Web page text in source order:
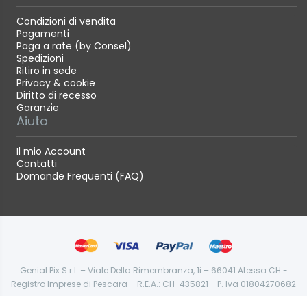
Condizioni di vendita
Pagamenti
Paga a rate (by Consel)
Spedizioni
Ritiro in sede
Privacy & cookie
Diritto di recesso
Garanzie
Aiuto
Il mio Account
Contatti
Domande Frequenti (FAQ)
Genial Pix S.r.l. – Viale Della Rimembranza, 1i – 66041 Atessa CH -
Registro Imprese di Pescara – R.E.A.: CH-435821 - P. Iva 01804270682